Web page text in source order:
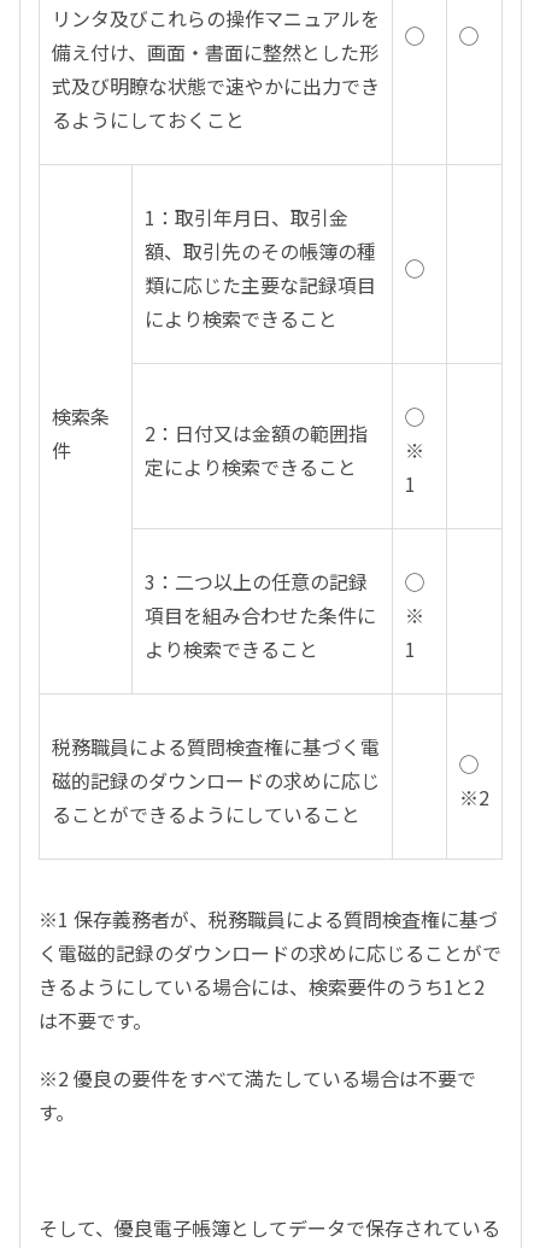
リンタ及びこれらの操作マニュアルを
備え付け、画面・書面に整然とした形
式及び明瞭な状態で速やかに出力でき
るようにしておくこと
◯ ◯
検索条
件
1：取引年月日、取引金
額、取引先のその帳簿の種
類に応じた主要な記録項目
により検索できること
◯
2：日付又は金額の範囲指
定により検索できること
◯
※
1
3：二つ以上の任意の記録
項目を組み合わせた条件に
より検索できること
◯
※
1
税務職員による質問検査権に基づく電
磁的記録のダウンロードの求めに応じ
ることができるようにしていること
◯
※2
※1 保存義務者が、税務職員による質問検査権に基づ
く電磁的記録のダウンロードの求めに応じることがで
きるようにしている場合には、検索要件のうち1と2
は不要です。
※2 優良の要件をすべて満たしている場合は不要で
す。
そして、優良電子帳簿としてデータで保存されている